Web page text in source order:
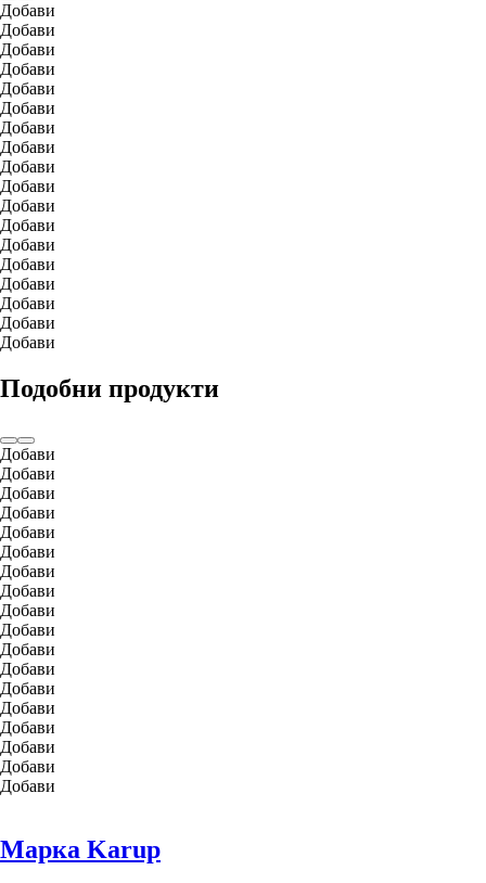
Добави
Добави
Добави
Добави
Добави
Добави
Добави
Добави
Добави
Добави
Добави
Добави
Добави
Добави
Добави
Добави
Добави
Добави
Подобни продукти
Добави
Добави
Добави
Добави
Добави
Добави
Добави
Добави
Добави
Добави
Добави
Добави
Добави
Добави
Добави
Добави
Добави
Добави
Марка Karup